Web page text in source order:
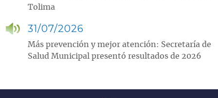
Tolima
31/07/2026
Más prevención y mejor atención: Secretaría de
Salud Municipal presentó resultados de 2026